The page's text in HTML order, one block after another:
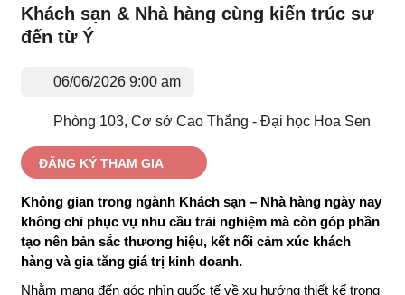
Thiết kế trải nghiệm không gian ngành
Khách sạn & Nhà hàng cùng kiến trúc sư
Phòng 103, Cơ sở Cao Thắng - Đại học Hoa
Sen
ĐĂNG KÝ THAM GIA
Không gian trong ngành Khách sạn – Nhà hàng ngày
nay không chỉ phục vụ nhu cầu trải nghiệm mà còn
góp phần tạo nên bản sắc thương hiệu, kết nối cảm